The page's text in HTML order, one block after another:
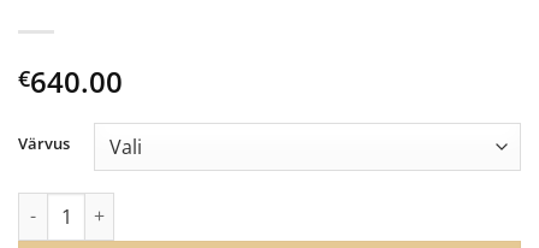
€640.00
Värvus
Pro-Ject Juke Box E1 helivõimendiga vinüülplaadimängija kogus